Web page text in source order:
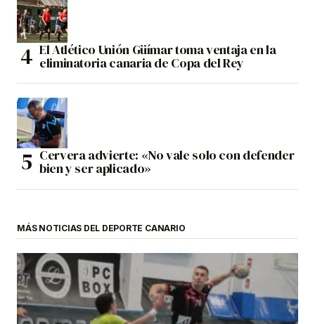
El Atlético Unión Güímar toma ventaja en la
eliminatoria canaria de Copa del Rey
Cervera advierte: «No vale solo con defender
bien y ser aplicado»
MÁS NOTICIAS DEL DEPORTE CANARIO